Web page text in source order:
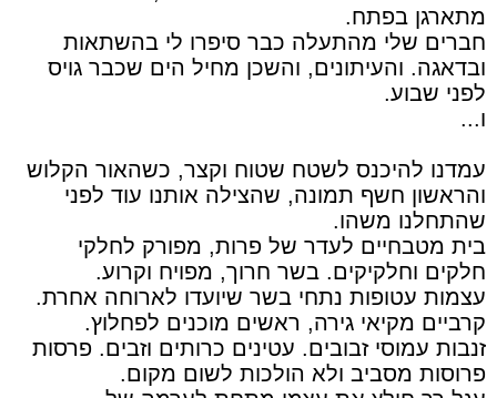
מתארגן בפתח.
חברים שלי מהתעלה כבר סיפרו לי בהשתאות
ובדאגה. והעיתונים, והשכן מחיל הים שכבר גויס
לפני שבוע.
ו...
עמדנו להיכנס לשטח שטוח וקצר, כשהאור הקלוש
והראשון חשף תמונה, שהצילה אותנו עוד לפני
שהתחלנו משהו.
בית מטבחיים לעדר של פרות, מפורק לחלקי
חלקים וחלקיקים. בשר חרוך, מפויח וקרוע.
עצמות עטופות נתחי בשר שיועדו לארוחה אחרת.
קרביים מקיאי גירה, ראשים מוכנים לפחלוץ.
זנבות עמוסי זבובים. עטינים כרותים וזבים. פרסות
פרוסות מסביב ולא הולכות לשום מקום.